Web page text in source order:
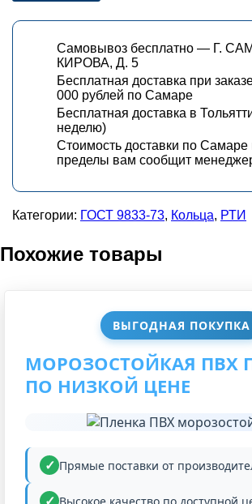
ВЫГОДНАЯ ПОКУПКА
МОРОЗОСТОЙКАЯ ПВХ
ПО НИЗКОЙ ЦЕНЕ
Прямые поставки от
Высокое качество по доступной
Самовывоз бесплатно — Г.
КИРОВА, Д. 5
Бесплатная доставка при
000 рублей по Самаре
Бесплатная доставка в
неделю)
Стоимость доставки по Самаре
пределы вам сообщит
Категории: ГОСТ 9833-73, Кольца, РТИ
Похожие товары